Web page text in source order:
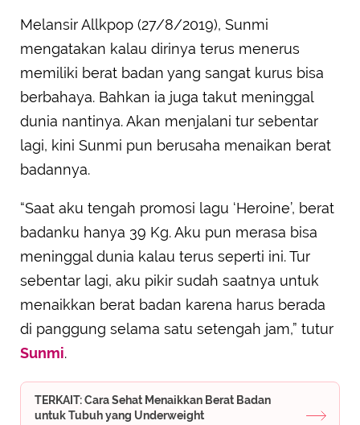
Melansir Allkpop (27/8/2019), Sunmi
mengatakan kalau dirinya terus menerus
memiliki berat badan yang sangat kurus bisa
berbahaya. Bahkan ia juga takut meninggal
dunia nantinya. Akan menjalani tur sebentar
lagi, kini Sunmi pun berusaha menaikan berat
badannya.
“Saat aku tengah promosi lagu ‘Heroine’, berat
badanku hanya 39 Kg. Aku pun merasa bisa
meninggal dunia kalau terus seperti ini. Tur
sebentar lagi, aku pikir sudah saatnya untuk
menaikkan berat badan karena harus berada
di panggung selama satu setengah jam,” tutur
Sunmi.
TERKAIT: Cara Sehat Menaikkan Berat Badan
untuk Tubuh yang Underweight